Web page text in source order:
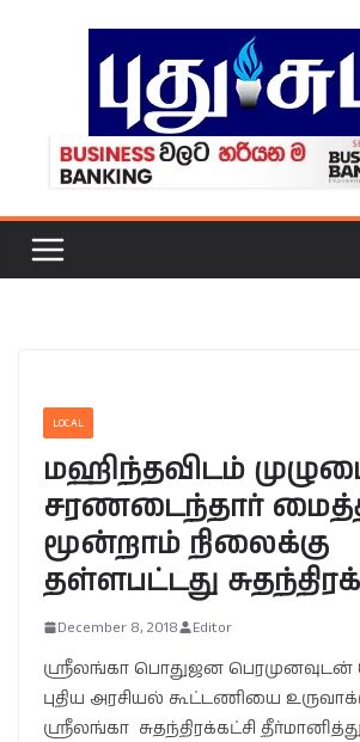
LOCAL
மஹிந்தவிடம்
சரணடைந்தார்
மூன்றாம் நிலைக்கு
தள்ளபட்டது
December 8, 2018 Editor
ஶ்ரீலங்கா பொதுஜன
புதிய அரசியல் கூட்டணியை
ஶ்ரீலங்கா சுதந்திரக்கட்சி